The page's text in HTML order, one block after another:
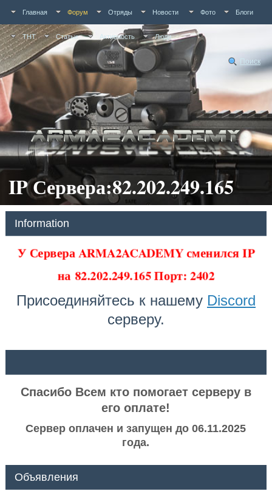
Главная Форум Отряды Новости Фото Блоги
ТНТ Статьи Активность Люди
Поиск
IP Сервера:82.202.249.165
Information
У Сервера ARMA2ACADEMY сменился IP
на 82.202.249.165 Порт: 2402
Присоединяйтесь к нашему Discord
серверу.
Спасибо Всем кто помогает серверу в
его оплате!
Сервер оплачен и запущен до 06.11.2025
года.
Объявления